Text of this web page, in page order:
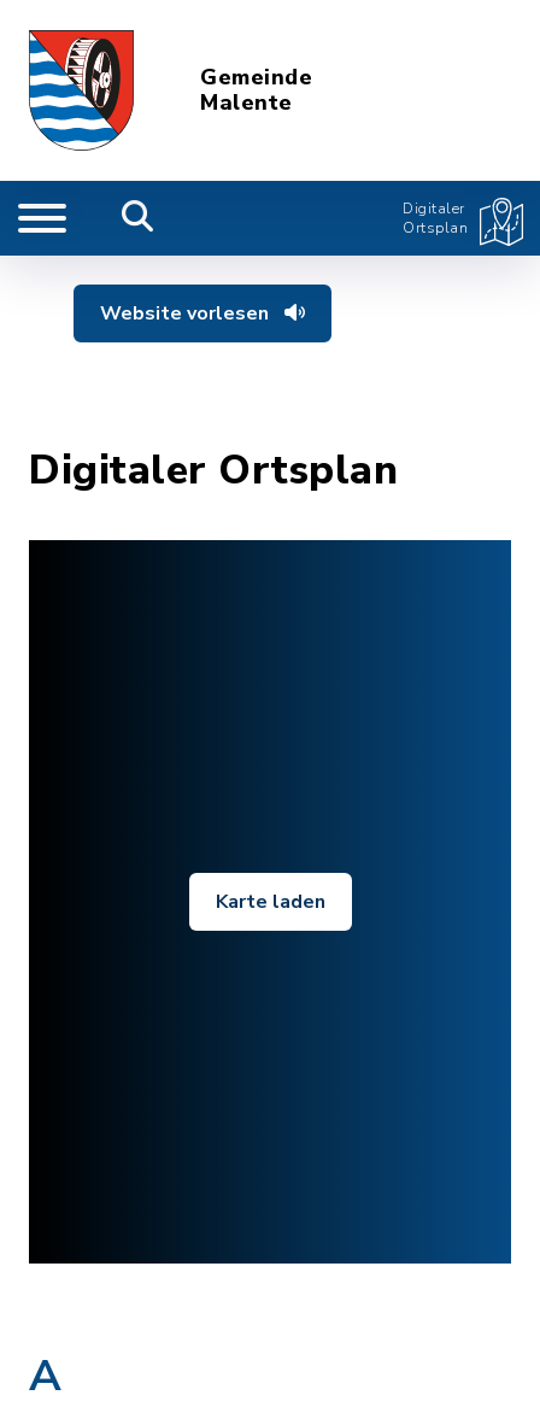
Gemeinde
Malente
Digitaler
Ortsplan
Website vorlesen
Digitaler Ortsplan
Karte laden
A